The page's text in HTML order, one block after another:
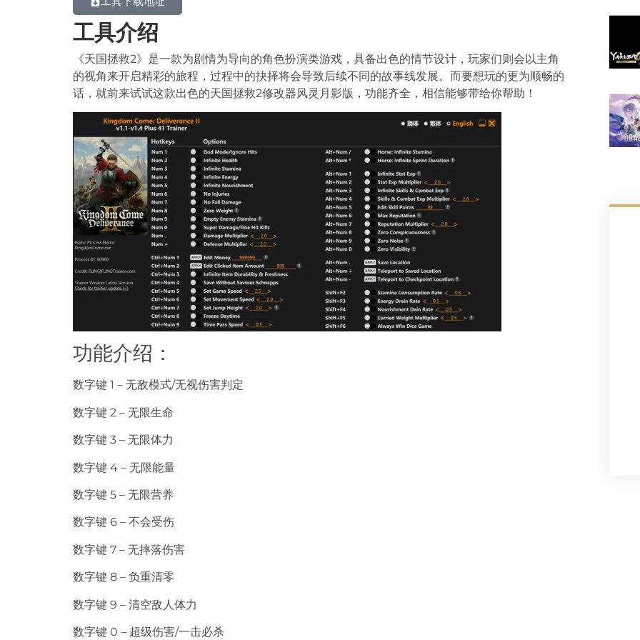
工具介绍
《天国拯救2》是一款为剧情为导向的角色扮演类游戏，具备出色的情节设计，玩家们则会以主角
的视角来开启精彩的旅程，过程中的抉择将会导致后续不同的故事线发展。而要想玩的更为顺畅的
话，就前来试试这款出色的天国拯救2修改器风灵月影版，功能齐全，相信能够带给你帮助！
功能介绍：
数字键 1 – 无敌模式/无视伤害判定
数字键 2 – 无限生命
数字键 3 – 无限体力
数字键 4 – 无限能量
数字键 5 – 无限营养
数字键 6 – 不会受伤
数字键 7 – 无摔落伤害
数字键 8 – 负重清零
数字键 9 – 清空敌人体力
数字键 0 – 超级伤害/一击必杀